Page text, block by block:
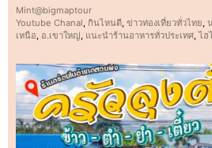
Mint@bigmaptour
Youtube Chanal, กินไหนดี, ข่าวท่องเที่ยวทั่วไทย,
เหนือ, อ.เขาใหญ่, แนะนำร้านอาหารทั่วประเทศ,ไฮ